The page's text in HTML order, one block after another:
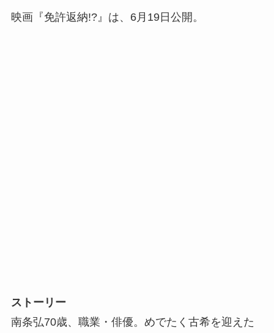
映画『免許返納!?』は、6月19日公開。
ストーリー
南条弘70歳、職業・俳優。めでたく古希を迎えた